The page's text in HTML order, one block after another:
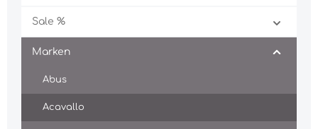
Sale %
Marken
Abus
Acavallo